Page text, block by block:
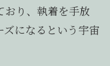
おり、執着を手放
ズになるという宇宙